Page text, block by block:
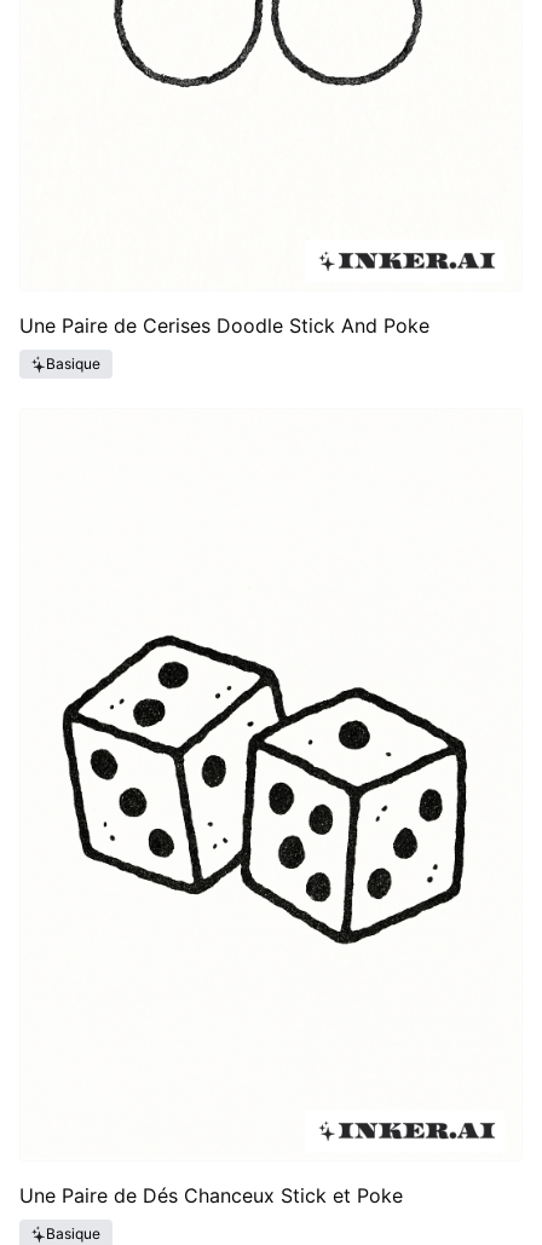
Une Paire de Cerises Doodle Stick And Poke
Basique
Une Paire de Dés Chanceux Stick et Poke
Basique